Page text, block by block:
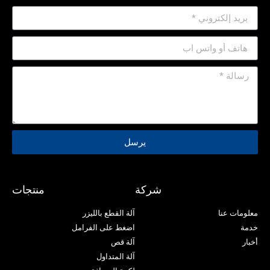
يرسل
شركة
معلومات عنا
خدمة
أخبار
منتجات
آلة القطع بالليزر
اضغط على الفرامل
آلة قص
آلة المتداول